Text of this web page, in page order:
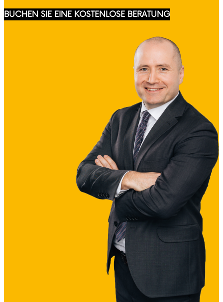
BUCHEN SIE EINE KOSTENLOSE BERATUNG